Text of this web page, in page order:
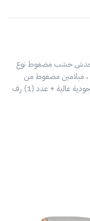
للخدش خشب مضغوط نوع
، سمك سطح الكردينزا 18مم ، ميلامين مضغوط من
الجهتين مع عدد (2) باب خشبي مسحاب جودية عالية + عدد (1) رف